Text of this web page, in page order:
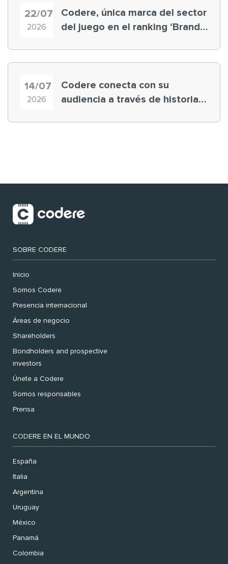
22/07
2026
Codere, única marca del sector
del juego en el ranking ‘Brand
14/07
2026
Codere conecta con su
audiencia a través de historias
SOBRE CODERE
Inicio
Somos Codere
Presencia internacional
Áreas de negocio
Shareholders
Bondholders and prospective
investors
Únete a Codere
Somos responsables
Prensa
CODERE EN EL MUNDO
España
Italia
Argentina
Uruguay
México
Panamá
Colombia